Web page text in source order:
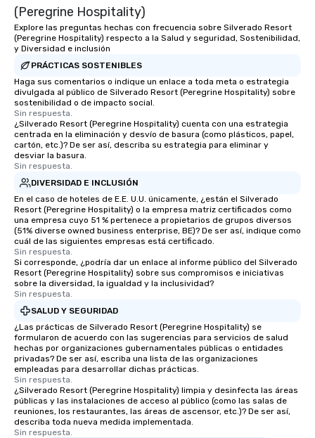
(Peregrine Hospitality)
Explore las preguntas hechas con frecuencia sobre Silverado Resort
(Peregrine Hospitality) respecto a la Salud y seguridad, Sostenibilidad,
y Diversidad e inclusión
PRÁCTICAS SOSTENIBLES
Haga sus comentarios o indique un enlace a toda meta o estrategia
divulgada al público de Silverado Resort (Peregrine Hospitality) sobre
sostenibilidad o de impacto social.
Sin respuesta.
¿Silverado Resort (Peregrine Hospitality) cuenta con una estrategia
centrada en la eliminación y desvío de basura (como plásticos, papel,
cartón, etc.)? De ser así, describa su estrategia para eliminar y
desviar la basura.
Sin respuesta.
DIVERSIDAD E INCLUSIÓN
En el caso de hoteles de E.E. U.U. únicamente, ¿están el Silverado
Resort (Peregrine Hospitality) o la empresa matriz certificados como
una empresa cuyo 51 % pertenece a propietarios de grupos diversos
(51% diverse owned business enterprise, BE)? De ser así, indique como
cuál de las siguientes empresas está certificado.
Sin respuesta.
Si corresponde, ¿podría dar un enlace al informe público del Silverado
Resort (Peregrine Hospitality) sobre sus compromisos e iniciativas
sobre la diversidad, la igualdad y la inclusividad?
Sin respuesta.
SALUD Y SEGURIDAD
¿Las prácticas de Silverado Resort (Peregrine Hospitality) se
formularon de acuerdo con las sugerencias para servicios de salud
hechas por organizaciones gubernamentales públicas o entidades
privadas? De ser así, escriba una lista de las organizaciones
empleadas para desarrollar dichas prácticas.
Sin respuesta.
¿Silverado Resort (Peregrine Hospitality) limpia y desinfecta las áreas
públicas y las instalaciones de acceso al público (como las salas de
reuniones, los restaurantes, las áreas de ascensor, etc.)? De ser así,
describa toda nueva medida implementada.
Sin respuesta.